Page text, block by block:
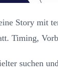
Story mit
Timing,
suchen